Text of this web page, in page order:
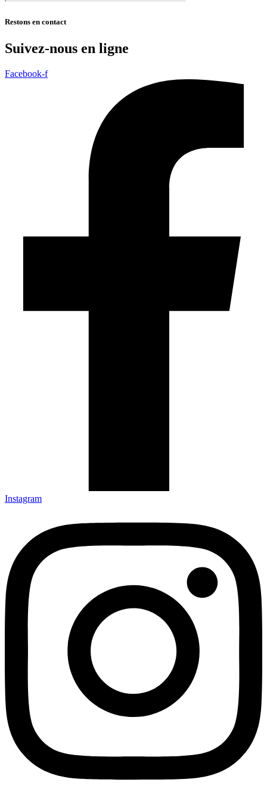
Restons en contact
Suivez-nous en ligne
Facebook-f
Instagram